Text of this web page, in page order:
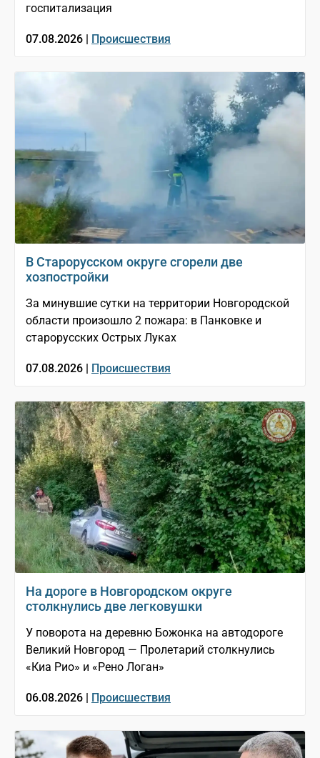
госпитализация
07.08.2026 | Происшествия
В Старорусском округе сгорели две
хозпостройки
За минувшие сутки на территории Новгородской
области произошло 2 пожара: в Панковке и
старорусских Острых Луках
07.08.2026 | Происшествия
На дороге в Новгородском округе
столкнулись две легковушки
У поворота на деревню Божонка на автодороге
Великий Новгород — Пролетарий столкнулись
«Киа Рио» и «Рено Логан»
06.08.2026 | Происшествия